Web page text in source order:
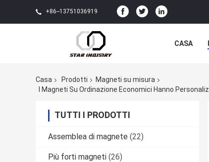
+86--13751036919
CASA
Casa Prodotti
Magneti su misura
I Magneti Su Ordinazione Economici Hanno
TUTTI I PRODOTTI
Assemblea di magnete (22)
Più forti magneti (26)